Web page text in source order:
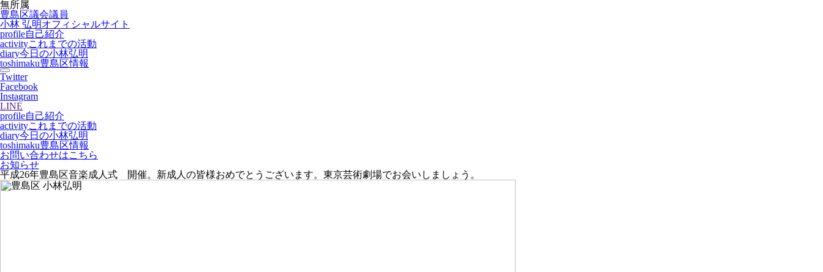
無所属
豊島区議会議員
小林 弘明オフィシャルサイト
profile自己紹介
activityこれまでの活動
diary今日の小林弘明
toshimaku豊島区情報
Twitter
Facebook
Instagram
LINE
profile自己紹介
activityこれまでの活動
diary今日の小林弘明
toshimaku豊島区情報
お問い合わせはこちら
お知らせ
平成26年豊島区音楽成人式 開催。新成人の皆様おめでとうございます。東京芸術劇場でお会いしましょう。